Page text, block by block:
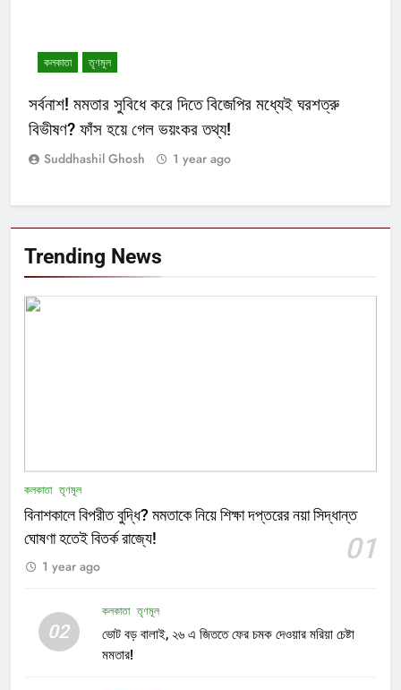
কলকাতা তৃণমূল
সর্বনাশ! মমতার সুবিধে করে দিতে বিজেপির মধ্যেই ঘরশত্রু
বিভীষণ? ফাঁস হয়ে গেল ভয়ংকর তথ্য!
Suddhashil Ghosh 1 year ago
Trending News
কলকাতা তৃণমূল
বিনাশকালে বিপরীত বুদ্ধি? মমতাকে নিয়ে শিক্ষা দপ্তরের নয়া সিদ্ধান্ত
ঘোষণা হতেই বিতর্ক রাজ্যে!
01
1 year ago
02
কলকাতা তৃণমূল
ভোট বড় বালাই, ২৬ এ জিততে ফের চমক দেওয়ার মরিয়া চেষ্টা
মমতার!